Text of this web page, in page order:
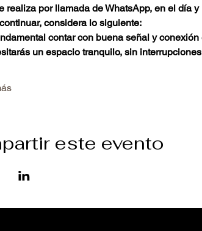
realiza por llamada de WhatsApp, en el día
considera lo siguiente:
contar con buena señal y
un espacio tranquilo, sin
este evento